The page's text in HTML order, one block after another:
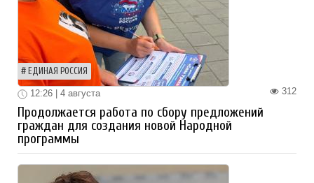
ЕДИНАЯ РОССИЯ
312
12:26 | 4 августа
Продолжается работа по сбору предложений
граждан для создания новой Народной
программы